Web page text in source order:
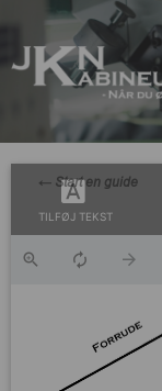
TILFØJ TEKST